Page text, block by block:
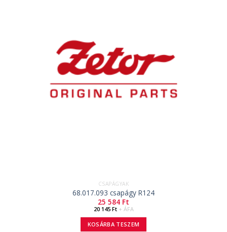
CSAPÁGYAK
68.017.093 csapágy R124
25 584 Ft
20 145 Ft+ ÁFA
KOSÁRBA TESZEM